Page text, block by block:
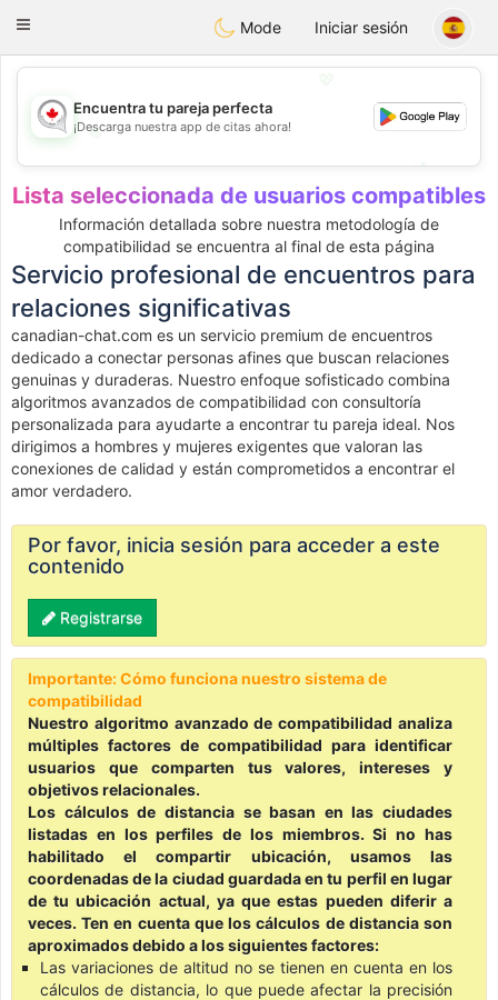
CANADIAN chat
Toggle
Mode Iniciar sesión
💖
💕
Encuentra tu pareja perfecta
¡Descarga nuestra app de citas ahora!
Lista seleccionada de usuarios compatibles
Información detallada sobre nuestra metodología de
compatibilidad se encuentra al final de esta página
Servicio profesional de encuentros para
relaciones significativas
canadian-chat.com es un servicio premium de encuentros
dedicado a conectar personas afines que buscan relaciones
genuinas y duraderas. Nuestro enfoque sofisticado combina
algoritmos avanzados de compatibilidad con consultoría
personalizada para ayudarte a encontrar tu pareja ideal. Nos
dirigimos a hombres y mujeres exigentes que valoran las
conexiones de calidad y están comprometidos a encontrar el
amor verdadero.
Por favor, inicia sesión para acceder a este
contenido
Registrarse
Importante: Cómo funciona nuestro sistema de
compatibilidad
Nuestro algoritmo avanzado de compatibilidad analiza
múltiples factores de compatibilidad para identificar
usuarios que comparten tus valores, intereses y
objetivos relacionales.
Los cálculos de distancia se basan en las ciudades
listadas en los perfiles de los miembros. Si no has
habilitado el compartir ubicación, usamos las
coordenadas de la ciudad guardada en tu perfil en lugar
de tu ubicación actual, ya que estas pueden diferir a
veces. Ten en cuenta que los cálculos de distancia son
aproximados debido a los siguientes factores:
Las variaciones de altitud no se tienen en cuenta en los
cálculos de distancia, lo que puede afectar la precisión